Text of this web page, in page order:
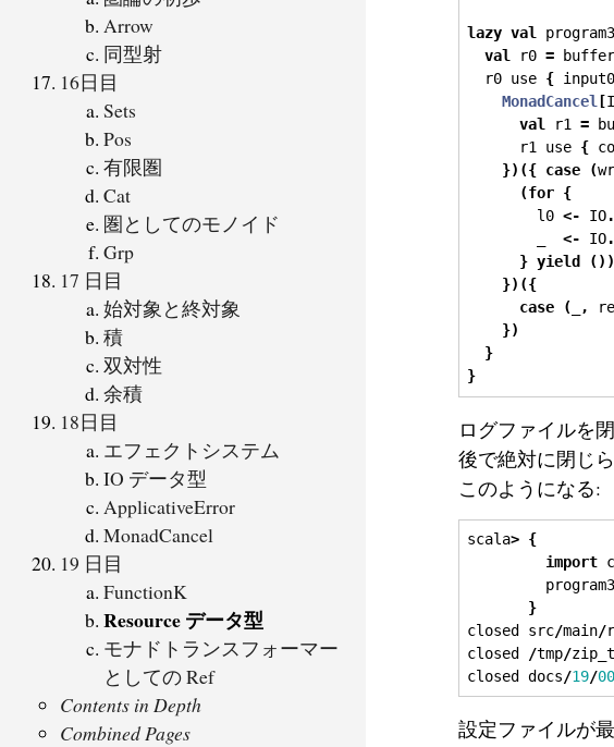
Arrow
同型射
16日目
Sets
Pos
有限圏
Cat
圏としてのモノイド
Grp
17 日目
始対象と終対象
積
双対性
余積
18日目
エフェクトシステム
IO データ型
ApplicativeError
MonadCancel
19 日目
FunctionK
Resource データ型
モナドトランスフォーマー
としての Ref
Contents in Depth
Combined Pages
lazy val program3
val r0 =
r0 use {
MonadCancel [
val r1 =
r1 use {
})({ case (
(for {
l0 <- IO.
_ <- IO.
} yield
})({
case
( ,
})
}
}
ログファイルを
後で絶対に閉じ
このようになる:
scala> {
import
program3
}
closed src/main/
closed /tmp/
closed docs/19/00
設定ファイルが